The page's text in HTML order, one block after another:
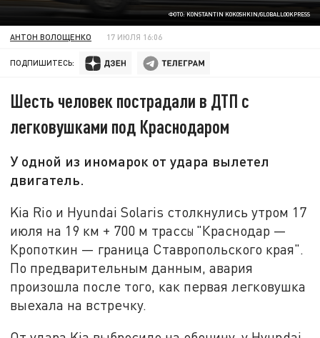
ФОТО: KONSTANTIN KOKOSHKIN/GLOBALLOOKPRESS
АНТОН ВОЛОЩЕНКО 17 ИЮЛЯ 16:06
ПОДПИШИТЕСЬ:
Шесть человек пострадали в ДТП с
легковушками под Краснодаром
У одной из иномарок от удара вылетел
двигатель.
Kia Rio и Hyundai Solaris столкнулись утром 17
июля на 19 км + 700 м трассы "Краснодар —
Кропоткин — граница Ставропольского края".
По предварительным данным, авария
произошла после того, как первая легковушка
выехала на встречку.